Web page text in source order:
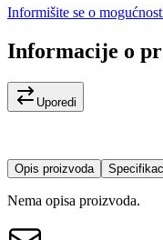
Informišite se o
Informacije o
Uporedi
Opis proizvoda
Nema opisa proizvoda.